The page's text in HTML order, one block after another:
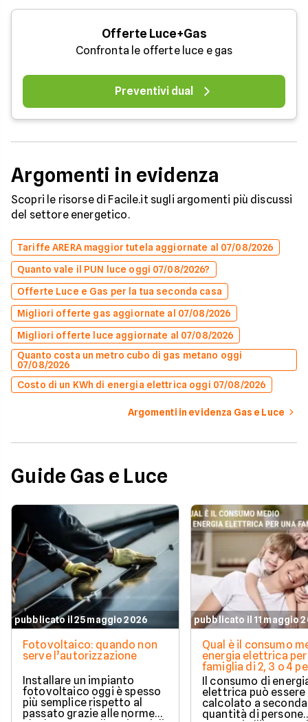
Offerte Luce+Gas
Confronta le offerte luce e gas
Preventivi dual
Argomenti in evidenza
Scopri le risorse di Facile.it sugli argomenti più discussi
del settore energetico.
Tariffe ARERA maggior tutela aggiornate al 07/08/2026
Quanto vale il PUN luce oggi 07/08/2026?
Offerte Luce e Gas per la tua seconda casa
Migliori offerte gas aggiornate al 07/08/2026
Migliori offerte luce aggiornate al 07/08/2026
Quanto costa un metro cubo di gas metano oggi
07/08/2026
Costo di un KWh di energia elettrica oggi 07/08/2026
Argomenti in evidenza Gas e Luce
Guide Gas e Luce
pubblicato il 25 maggio 2026
Fotovoltaico: quando non
serve l’autorizzazione
Installare un impianto
fotovoltaico oggi è spesso
più semplice rispetto al
passato grazie alle norme
pubblicato il 11 maggio
Qual è il consumo
energia elettrica per
famiglia di 2, 3 o 4
Il consumo di
elettrica può essere
calcolato a
quantità di persone